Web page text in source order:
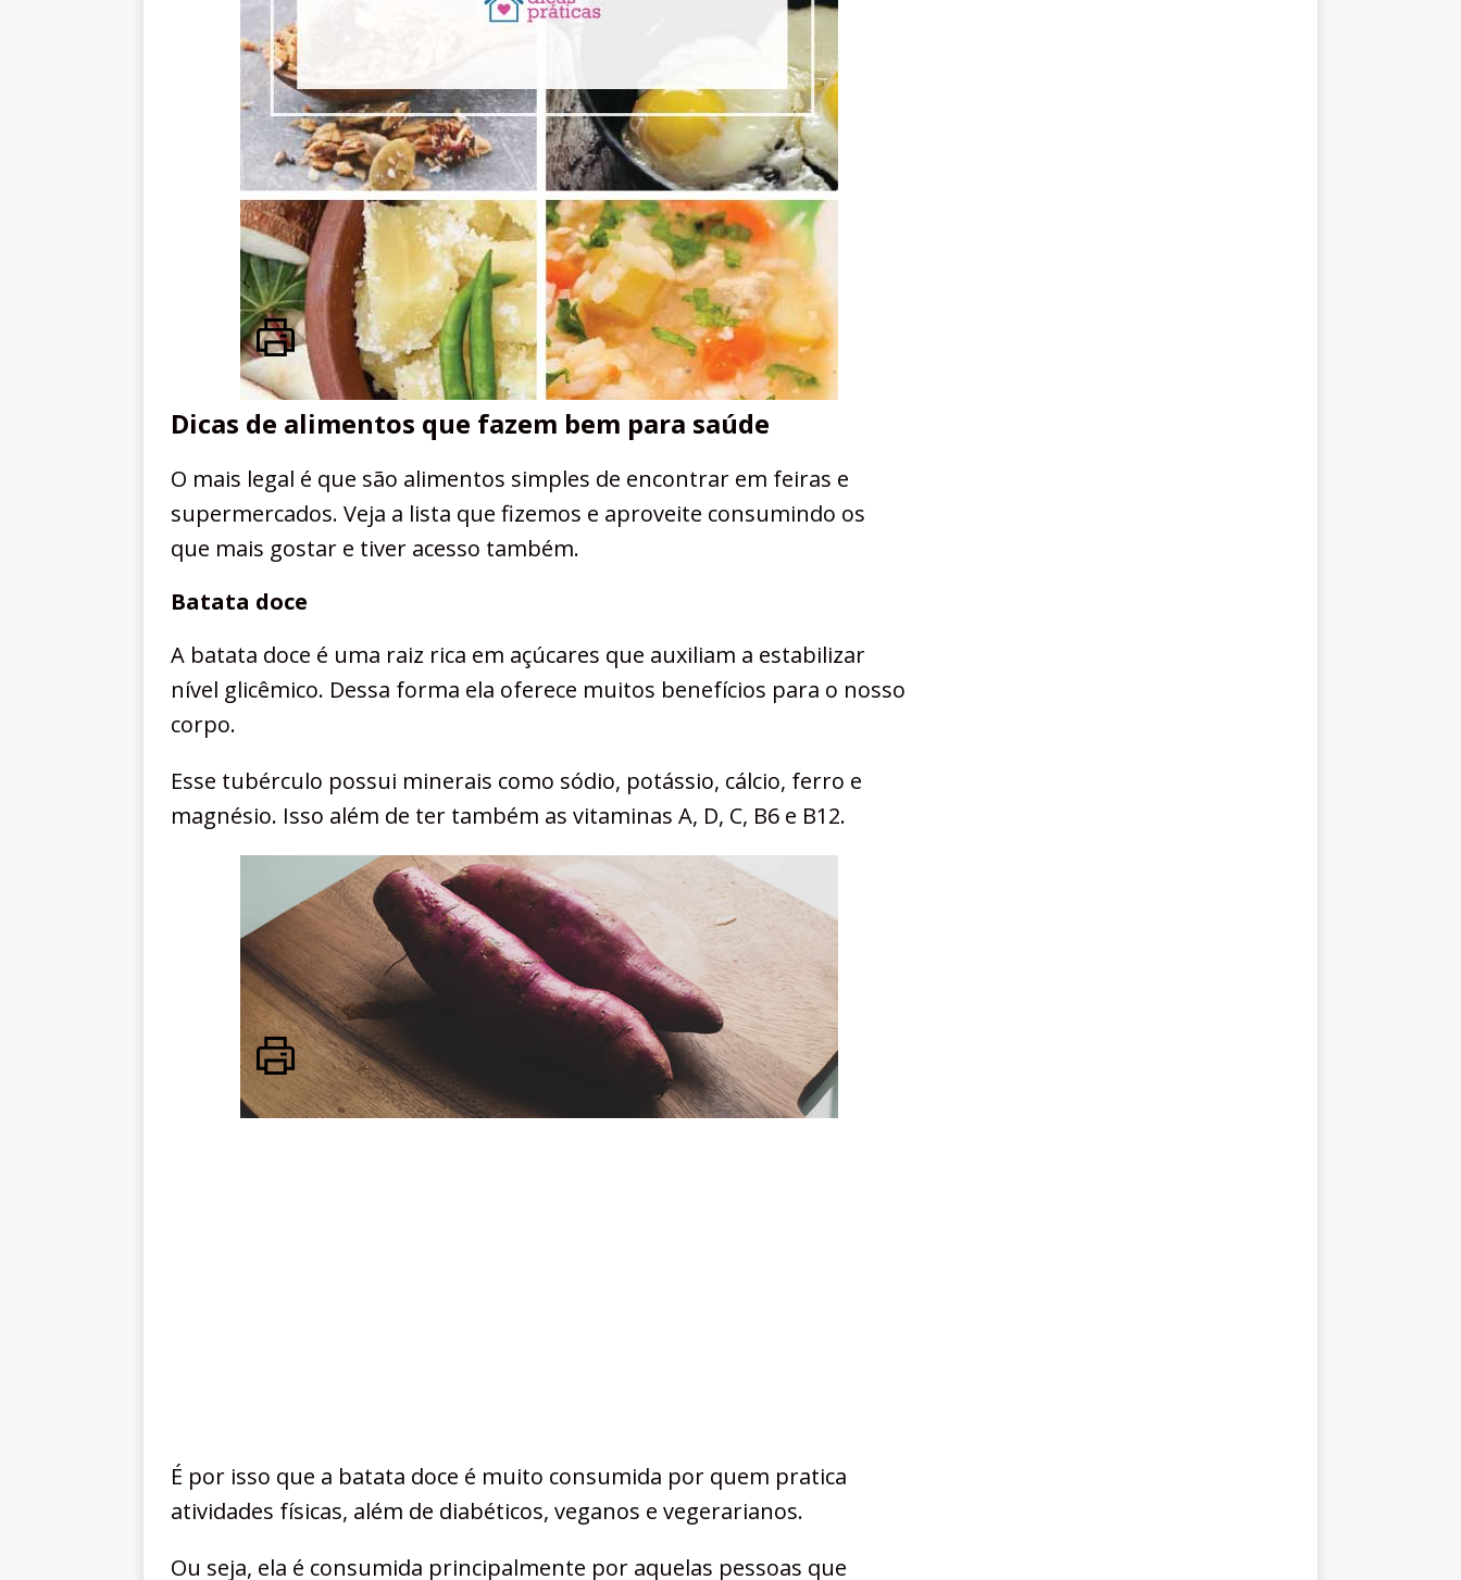
Dicas de alimentos que fazem bem para saúde
O mais legal é que são alimentos simples de encontrar em feiras e
supermercados. Veja a lista que fizemos e aproveite consumindo os
que mais gostar e tiver acesso também.
Batata doce
A batata doce é uma raiz rica em açúcares que auxiliam a estabilizar
nível glicêmico. Dessa forma ela oferece muitos benefícios para o nosso
corpo.
Esse tubérculo possui minerais como sódio, potássio, cálcio, ferro e
magnésio. Isso além de ter também as vitaminas A, D, C, B6 e B12.
É por isso que a batata doce é muito consumida por quem pratica
atividades físicas, além de diabéticos, veganos e vegerarianos.
Ou seja, ela é consumida principalmente por aquelas pessoas que